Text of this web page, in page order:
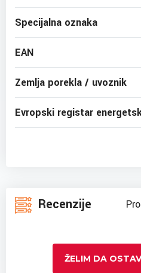
Specijalna oznaka
EAN
Zemlja porekla / uvoznik
Evropski registar
Recenzije
ŽELIM DA